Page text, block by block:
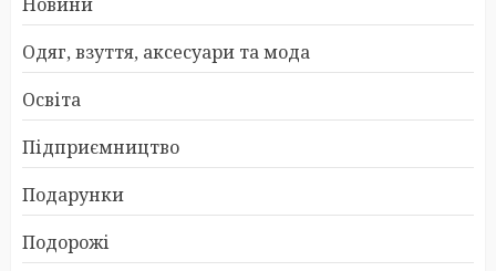
Одяг, взуття, аксесуари та мода
Освіта
Підприємництво
Подарунки
Подорожі